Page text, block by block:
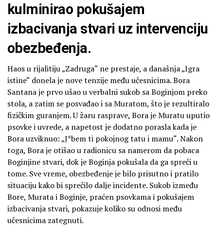
kulminirao pokušajem
izbacivanja stvari uz intervenciju
obezbeđenja.
Haos u rijalitiju „Zadruga“ ne prestaje, a današnja „Igra
istine“ donela je nove tenzije među učesnicima. Bora
Santana je prvo ušao u verbalni sukob sa Boginjom preko
stola, a zatim se posvađao i sa Muratom, što je rezultiralo
fizičkim guranjem. U žaru rasprave, Bora je Muratu uputio
psovke i uvrede, a napetost je dodatno porasla kada je
Bora uzviknuo: „J*bem ti pokojnog tatu i mamu“. Nakon
toga, Bora je otišao u radionicu sa namerom da pobaca
Boginjine stvari, dok je Boginja pokušala da ga spreči u
tome. Sve vreme, obezbeđenje je bilo prisutno i pratilo
situaciju kako bi sprečilo dalje incidente. Sukob između
Bore, Murata i Boginje, praćen psovkama i pokušajem
izbacivanja stvari, pokazuje koliko su odnosi među
učesnicima zategnuti.